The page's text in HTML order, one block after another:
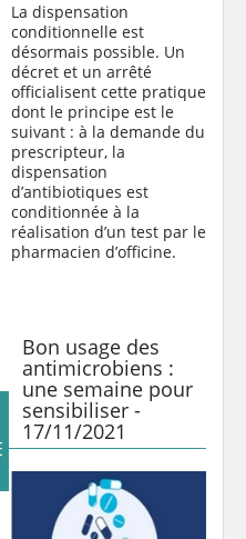
La dispensation
conditionnelle est
désormais possible. Un
décret et un arrêté
officialisent cette pratique
dont le principe est le
suivant : à la demande du
prescripteur, la
dispensation
d’antibiotiques est
conditionnée à la
réalisation d’un test par le
pharmacien d’officine.
Bon usage des
antimicrobiens :
une semaine pour
sensibiliser -
17/11/2021